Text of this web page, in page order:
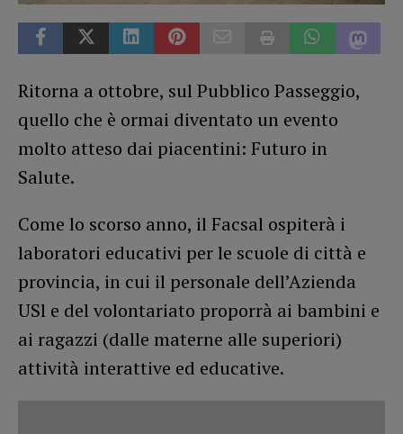
Ritorna a ottobre, sul Pubblico Passeggio,
quello che è ormai diventato un evento
molto atteso dai piacentini: Futuro in
Salute.
Come lo scorso anno, il Facsal ospiterà i
laboratori educativi per le scuole di città e
provincia, in cui il personale dell’Azienda
USl e del volontariato proporrà ai bambini e
ai ragazzi (dalle materne alle superiori)
attività interattive ed educative.